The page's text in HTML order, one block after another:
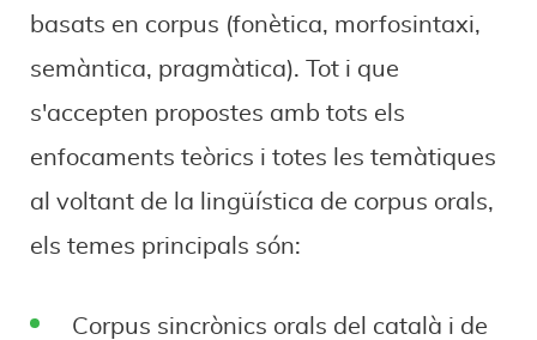
basats en corpus (fonètica, morfosintaxi,
semàntica, pragmàtica). Tot i que
s'accepten propostes amb tots els
enfocaments teòrics i totes les temàtiques
al voltant de la lingüística de corpus orals,
els temes principals són:
Corpus sincrònics orals del català i de